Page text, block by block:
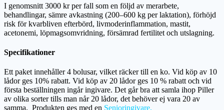
I genomsnitt 3000 kr per fall som en följd av merarbete,
behandlingar, sämre avkastning (200–600 kg per laktation), förhöjd
risk för kvarbliven efterbörd, livmoderinflammation, mastit,
acetonemi, löpmagsomvridning, försämrad fertilitet och utslagning.
Specifikationer
Ett paket innehåller 4 bolusar, vilket räcker till en ko. Vid köp av 10
lådor ges 10% rabatt. Vid köp av 20 lådor ges 10 % rabatt och vid
första beställningen ingår ingivare. Det går bra att samla ihop Piller
av olika sorter tills man når 20 lådor, det behöver ej vara 20 av
samma. Produkten ges med en Senioringivare.